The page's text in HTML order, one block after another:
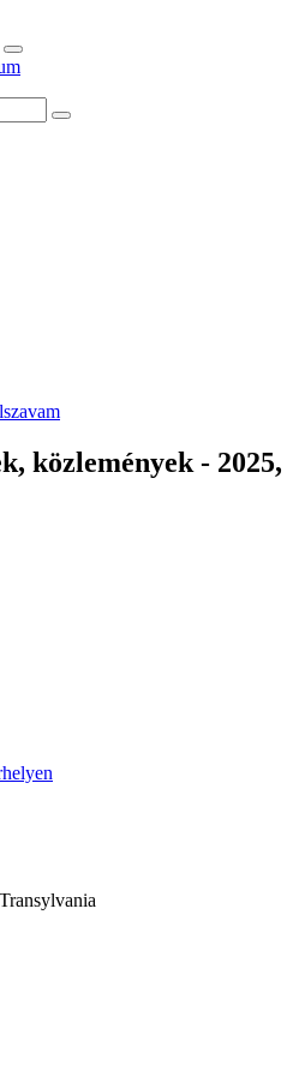
közlemények - 2025,